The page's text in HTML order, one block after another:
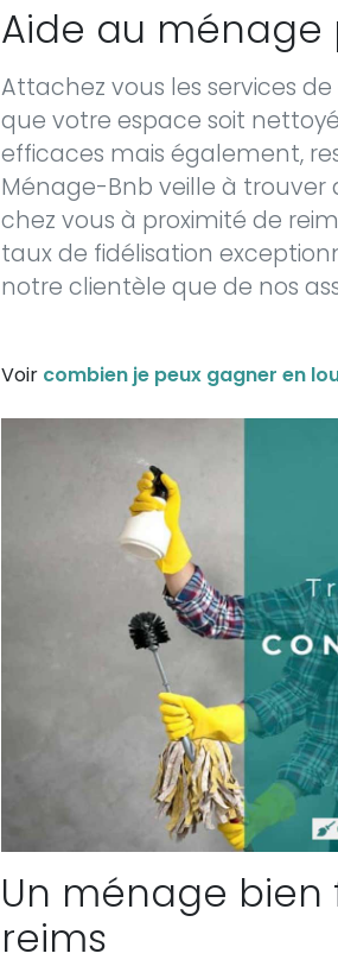
Aide au ménage
Attachez vous les services
que votre espace soit
efficaces mais également,
Ménage-Bnb veille à trouver
chez vous à proximité de
taux de fidélisation
notre clientèle que de nos
Voir combien je peux gagner en
Un ménage
reims